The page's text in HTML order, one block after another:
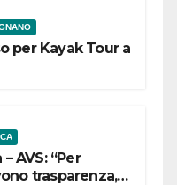
per Kayak Tour a
AVS: “Per
trasparenza,